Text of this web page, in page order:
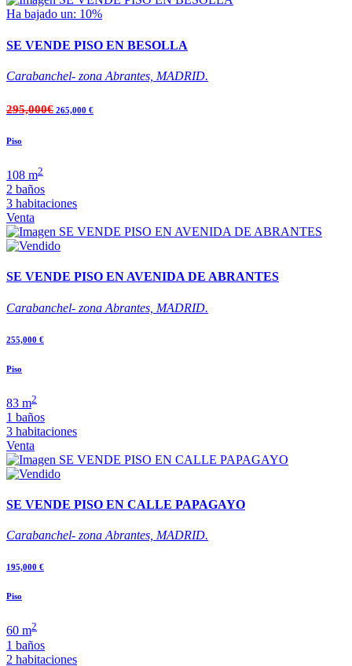
Ha bajado un: 10%
SE VENDE PISO EN BESOLLA
Carabanchel- zona Abrantes, MADRID.
295,000€ 265,000 €
Piso
108 m2
2 baños
3 habitaciones
Venta
SE VENDE PISO EN AVENIDA DE ABRANTES
Carabanchel- zona Abrantes, MADRID.
255,000 €
Piso
83 m2
1 baños
3 habitaciones
Venta
SE VENDE PISO EN CALLE PAPAGAYO
Carabanchel- zona Abrantes, MADRID.
195,000 €
Piso
60 m2
1 baños
2 habitaciones